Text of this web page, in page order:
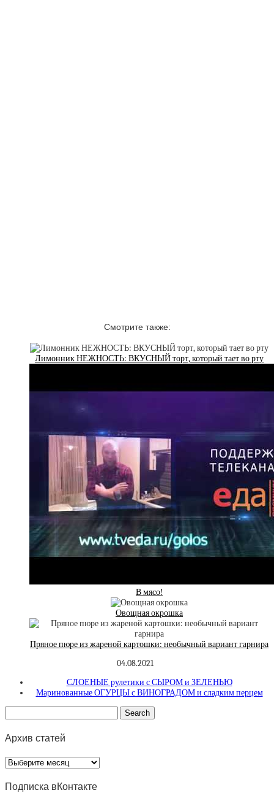
Смотрите также:
Лимонник НЕЖНОСТЬ: ВКУСНЫЙ торт, который тает во рту
В мясо!
Овощная окрошка
Пряное пюре из жареной картошки: необычный вариант гарнира
04.08.2021
СЛОЕНЫЕ рулетики с СЫРОМ и ЗЕЛЕНЬЮ
Маринованные ОГУРЦЫ с ВИНОГРАДОМ и сладким перцем
Архив статей
Архив
статей
Подписка вКонтакте